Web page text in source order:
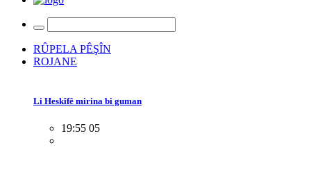
RÛPELA PÊŞÎN
ROJANE
Li Heskîfê mirina bi guman
19:55 05